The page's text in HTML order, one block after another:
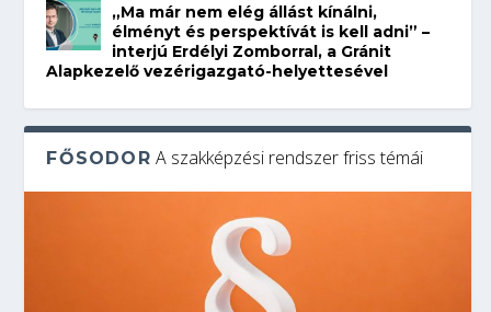
„Ma már nem elég állást kínálni,
élményt és perspektívát is kell adni” –
interjú Erdélyi Zomborral, a Gránit
Alapkezelő vezérigazgató-helyettesével
FŐSODOR A szakképzési rendszer friss témái